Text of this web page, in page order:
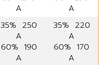
A
A
35% 250
A
60% 190
A
35% 220
A
60% 170
A